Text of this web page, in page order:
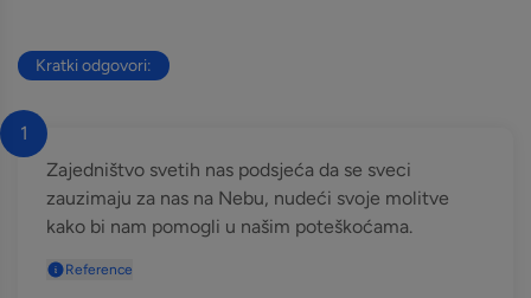
Kratki odgovori:
1
Zajedništvo svetih nas podsjeća da se sveci
zauzimaju za nas na Nebu, nudeći svoje molitve
kako bi nam pomogli u našim poteškoćama.
Reference